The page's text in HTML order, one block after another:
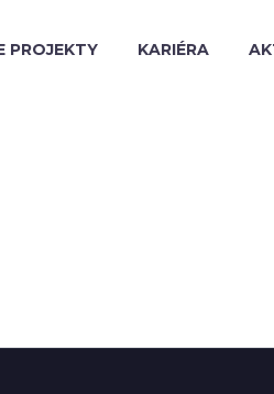
PROJEKTY KARIÉRA